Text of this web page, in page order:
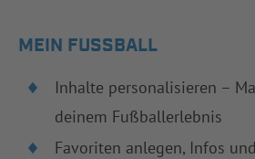
MEIN FUSSBALL
Inhalte personalisieren –
deinem Fußballerlebnis
Favoriten anlegen, Infos